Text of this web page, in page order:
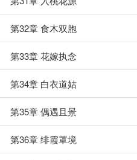
第32章 食木双胞
第33章 花嫁执念
第34章 白衣道姑
第35章 偶遇且景
第36章 绯霞罩境